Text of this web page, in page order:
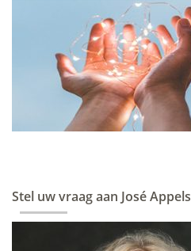
Stel uw vraag aan José Appels